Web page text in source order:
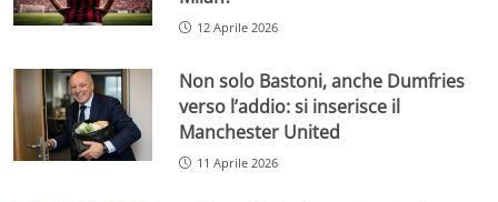
12 Aprile 2026
Non solo Bastoni, anche Dumfries
verso l’addio: si inserisce il
Manchester United
11 Aprile 2026